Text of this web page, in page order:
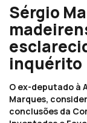
Sérgio
inquérito
O ex-deputado à
Marques,
conclusões da